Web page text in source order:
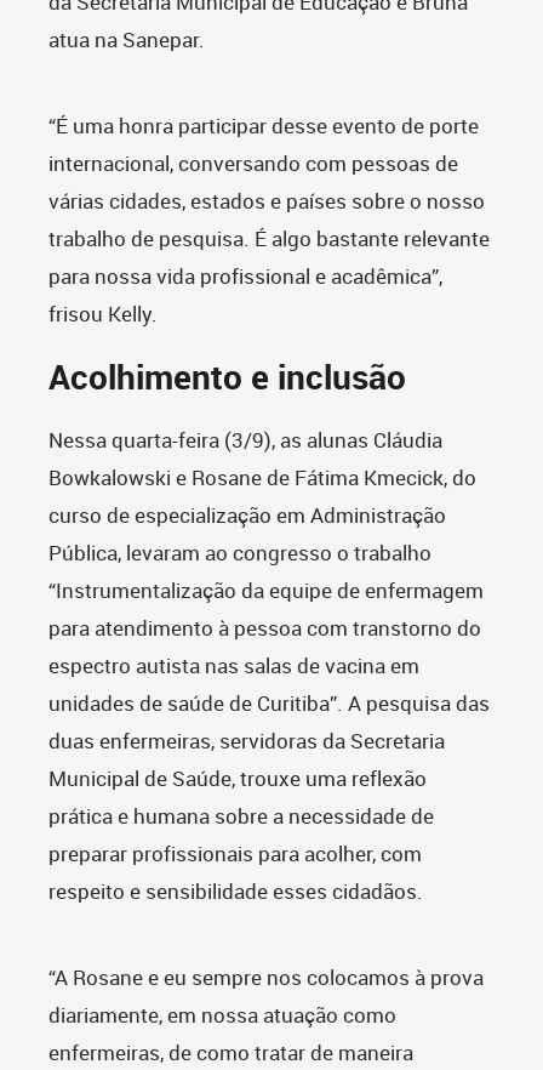
atua na Sanepar.
“É uma honra participar desse evento de porte
internacional, conversando com pessoas de
várias cidades, estados e países sobre o nosso
trabalho de pesquisa. É algo bastante relevante
para nossa vida profissional e acadêmica”,
frisou Kelly.
Acolhimento e inclusão
Nessa quarta-feira (3/9), as alunas Cláudia
Bowkalowski e Rosane de Fátima Kmecick, do
curso de especialização em Administração
Pública, levaram ao congresso o trabalho
“Instrumentalização da equipe de enfermagem
para atendimento à pessoa com transtorno do
espectro autista nas salas de vacina em
unidades de saúde de Curitiba”. A pesquisa das
duas enfermeiras, servidoras da Secretaria
Municipal de Saúde, trouxe uma reflexão
prática e humana sobre a necessidade de
preparar profissionais para acolher, com
respeito e sensibilidade esses cidadãos.
“A Rosane e eu sempre nos colocamos à prova
diariamente, em nossa atuação como
enfermeiras, de como tratar de maneira